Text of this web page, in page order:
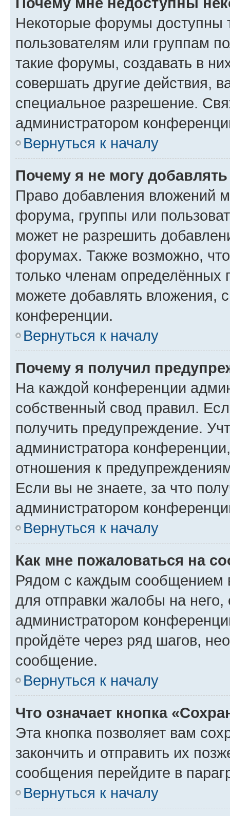
Некоторые форумы доступны
пользователям или группам
такие форумы, создавать в
совершать другие действия,
специальное разрешение.
администратором
Вернуться к началу
Почему я не могу
Право добавления вложений
форума, группы или
может не разрешить
форумах. Также возможно,
только членам определённых
можете добавлять вложения,
конференции.
Вернуться к началу
Почему я получил
На каждой конференции
собственный свод правил.
получить предупреждение.
администратора
отношения к
Если вы не знаете, за что
администратором
Вернуться к началу
Как мне пожаловаться на
Рядом с каждым сообщением
для отправки жалобы на
администратором
пройдёте через ряд шагов,
сообщение.
Вернуться к началу
Что означает кнопка
Эта кнопка позволяет вам
закончить и отправить их
сообщения перейдите в
Вернуться к началу